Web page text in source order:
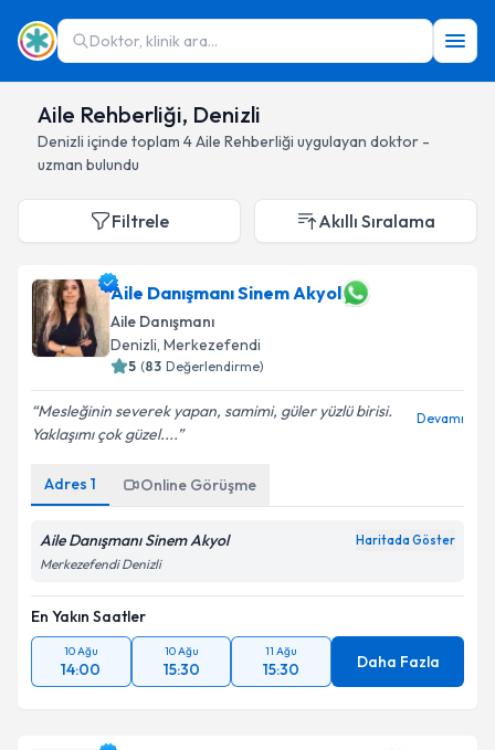
Doktor, klinik ara...
Aile Rehberliği, Denizli
Denizli içinde toplam 4Aile Rehberliği uygulayan doktor -
uzman bulundu
Filtrele Akıllı Sıralama
Aile Danışmanı Sinem Akyol
Aile Danışmanı
Denizli, Merkezefendi
5 (83 Değerlendirme)
Mesleğinin severek yapan, samimi, güler yüzlü birisi.
Yaklaşımı çok güzel....
Devamı
Adres 1 Online Görüşme
Aile Danışmanı Sinem Akyol Haritada Göster
Merkezefendi Denizli
En Yakın Saatler
10 Ağu
14:00
10 Ağu
15:30
11 Ağu
15:30 Daha Fazla